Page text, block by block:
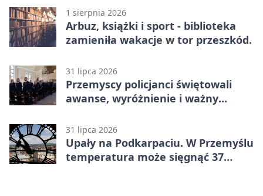
1 sierpnia 2026
Arbuz, książki i sport - biblioteka
zamieniła wakacje w tor przeszkód.
31 lipca 2026
Przemyscy policjanci świętowali
awanse, wyróżnienie i ważny
31 lipca 2026
Upały na Podkarpaciu. W Przemyślu
temperatura może sięgnąć 37